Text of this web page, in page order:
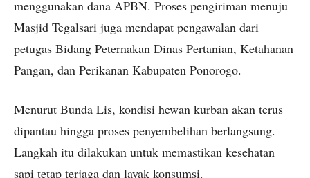
menggunakan dana APBN. Proses pengiriman menuju
Masjid Tegalsari juga mendapat pengawalan dari
petugas Bidang Peternakan Dinas Pertanian, Ketahanan
Pangan, dan Perikanan Kabupaten Ponorogo.
Menurut Bunda Lis, kondisi hewan kurban akan terus
dipantau hingga proses penyembelihan berlangsung.
Langkah itu dilakukan untuk memastikan kesehatan
sapi tetap terjaga dan layak konsumsi.